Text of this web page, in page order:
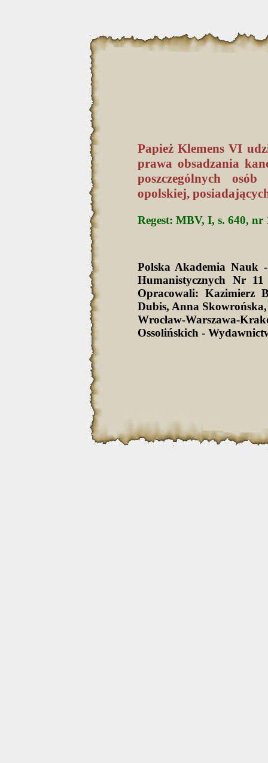
Papież Klemens VI
prawa obsadzania
poszczególnych
opolskiej,
Regest: MBV, I, s. 640, nr
Polska Akademia Nauk
Humanistycznych Nr
Opracowali: Kazimierz
Dubis, Anna
Wrocław-Warszawa-
Ossolińskich -